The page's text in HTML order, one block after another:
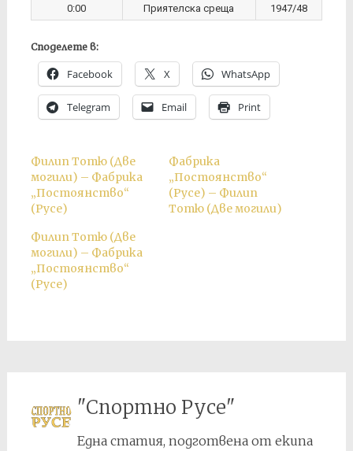
0:00 Приятелска среща 1947/48
Споделете в:
Facebook X WhatsApp
Telegram Email Print
Филип Тотю (Две
могили) – Фабрика
„Постоянство“
(Русе)
Фабрика
„Постоянство“
(Русе) – Филип
Тотю (Две могили)
Филип Тотю (Две
могили) – Фабрика
„Постоянство“
(Русе)
"Спортно Русе"
Една статия, подготвена от екипа